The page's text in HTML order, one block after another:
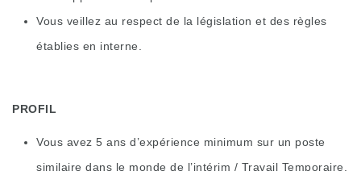
Vous veillez au respect de la législation et des règles
établies en interne.
PROFIL
Vous avez 5 ans d’expérience minimum sur un poste
similaire dans le monde de l’intérim / Travail Temporaire.